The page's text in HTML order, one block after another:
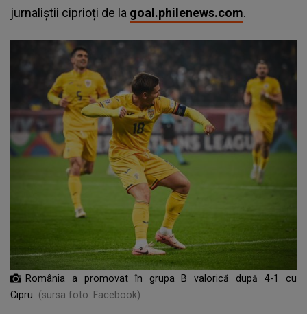
jurnaliștii ciprioți de la goal.philenews.com.
România a promovat în grupa B valorică după 4-1 cu
Cipru
(sursa foto: Facebook)